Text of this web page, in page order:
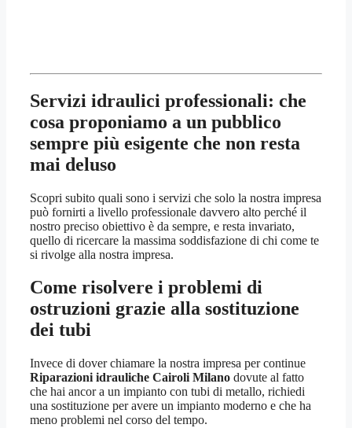
Servizi idraulici professionali: che
cosa proponiamo a un pubblico
sempre più esigente che non resta
mai deluso
Scopri subito quali sono i servizi che solo la nostra impresa
può fornirti a livello professionale davvero alto perché il
nostro preciso obiettivo è da sempre, e resta invariato,
quello di ricercare la massima soddisfazione di chi come te
si rivolge alla nostra impresa.
Come risolvere i problemi di
ostruzioni grazie alla sostituzione
dei tubi
Invece di dover chiamare la nostra impresa per continue
Riparazioni idrauliche Cairoli Milano dovute al fatto
che hai ancor a un impianto con tubi di metallo, richiedi
una sostituzione per avere un impianto moderno e che ha
meno problemi nel corso del tempo.